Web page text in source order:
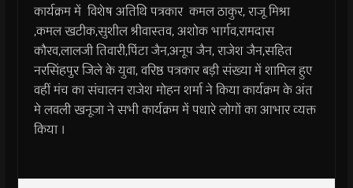
कार्यक्रम में विशेष अतिथि पत्रकार कमल ठाकुर, राजू मिश्रा
,कमल खटीक,सुशील श्रीवास्तव, अशोक भार्गव,रामदास
कौरव,लालजी तिवारी,पिंटा जैन,अनूप जैन, राजेश जैन,सहित
नरसिंहपुर जिले के युवा, वरिष्ठ पत्रकार बड़ी संख्या में शामिल हुए
वहीं मंच का संचालन राजेश मोहन शर्मा ने किया कार्यक्रम के अंत
मे लवली खनूजा ने सभी कार्यक्रम में पधारे लोगों का आभार व्यक्त
किया ।